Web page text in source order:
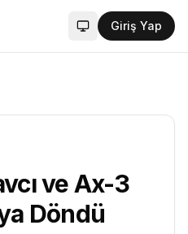
Sistem modu aktif
Giriş Yap
ve Ax-3
Döndü